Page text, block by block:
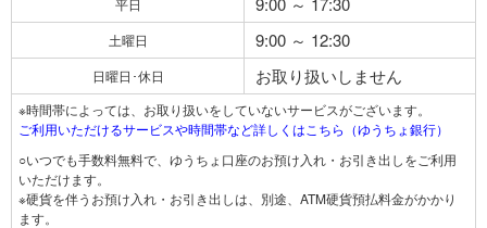
平日
土曜日 9:00 ～ 12:30
日曜日･休日 お取り扱いしません
※時間帯によっては、お取り扱いをしていないサービスがございます。
ご利用いただけるサービスや時間帯など詳しくはこちら（ゆうちょ銀行）
○いつでも手数料無料で、ゆうちょ口座のお預け入れ・お引き出しをご利用
いただけます。
※硬貨を伴うお預け入れ・お引き出しは、別途、ATM硬貨預払料金がかかり
ます。